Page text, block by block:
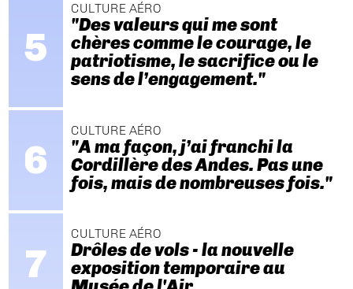
CULTURE AÉRO
"Des valeurs qui me sont
chères comme le courage, le
patriotisme, le sacrifice ou le
sens de l’engagement."
CULTURE AÉRO
"A ma façon, j’ai franchi la
Cordillère des Andes. Pas une
fois, mais de nombreuses fois."
CULTURE AÉRO
Drôles de vols - la nouvelle
exposition temporaire au